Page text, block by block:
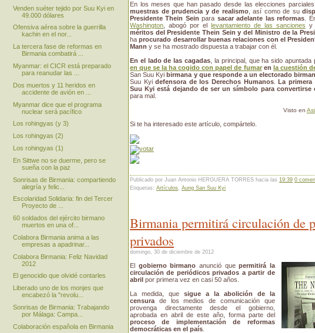
En los meses que han pasado desde las elecciones
muestras de prudencia y de realismo, así como de su
Presidente Thein Sein para sacar adelante las reformas .
Washington , abogó por el levantamiento de las sanciones y
méritos del Presidente Thein Sein y del Ministro de la
haprocurado desarrollar buenas relaciones con el
Mann y se ha mostrado dispuesta a trabajar con él.
En el lado de las cagadas , la principal, que ha sido
en que se la ha cogido con papel de fumaren la cuestión
San Suu Kyi birmana y que responde a un electorado
Suu Kyidefensora de los Derechos Humanos.
La
Suu Kyi está dejando de ser un símbolo para convertirse
para mal.
Visto en
Si te ha interesado este artículo, compártelo.
Publicado por Juan Antonio HERGUERA TORRES hacia las 19:39 0
Etiquetas: Artículos, Aung San Suu Kyi
Birmania permitirá circulación de
privados
domingo, 30 de diciembre de 2012
El gobierno birmano anunció quepermitirá la
circulación de periódicos privados a partir de
abril por primera vez en casi 50 años.
La medida, que sigue a la abolición de la
censura de los medios de comunicación que
provenga directamente desde el gobierno,
aprobada en abril de este año, forma parte del
proceso de implementación de reformas
democráticas en el país
Venden suéter tejido por Suu Kyi en
49.000 dólares
Ofensiva aérea sobre la guerrilla
kachin en el nor...
La tercera fase de reformas en
Birmania combatirá ...
Myanmar: el CICR está preparado
para reanudar las ...
Dos muertos y 11 heridos en
accidente de avión en ...
Myanmar dice que el programa
nuclear será pacífico
Los rohingyas (y 3)
Los rohingyas (2)
Los rohingyas (1)
En Sittwe no se duerme, pero se
sueña con la paz
Sonrisas de Birmania: compartiendo
alegría y felic...
Escolaridad Solidaria: fin del Tercer
Proyecto de ...
60 soldados del ejército birmano
muertos en una of...
Colabora Birmania anima a las
empresas a apadrinar...
Colabora Birmania: Feliz Navidad
2012
El genocidio que olvidé contarles
Liberado uno de los monjes que
encabezó la "revolu...
Sonrisas de Birmania: Trabajando
por Málaga: Campa...
Colaboración española en Birmania